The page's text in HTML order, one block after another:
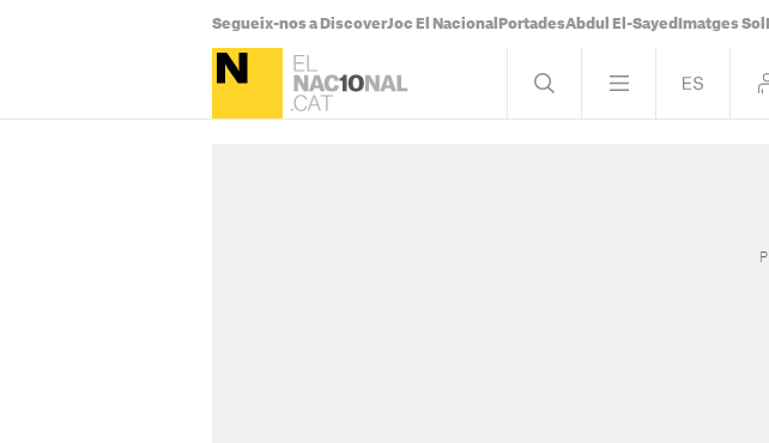
Segueix-nos a DiscoverJoc El Nacional PortadesAbdul El-Sayed Imatges Sol